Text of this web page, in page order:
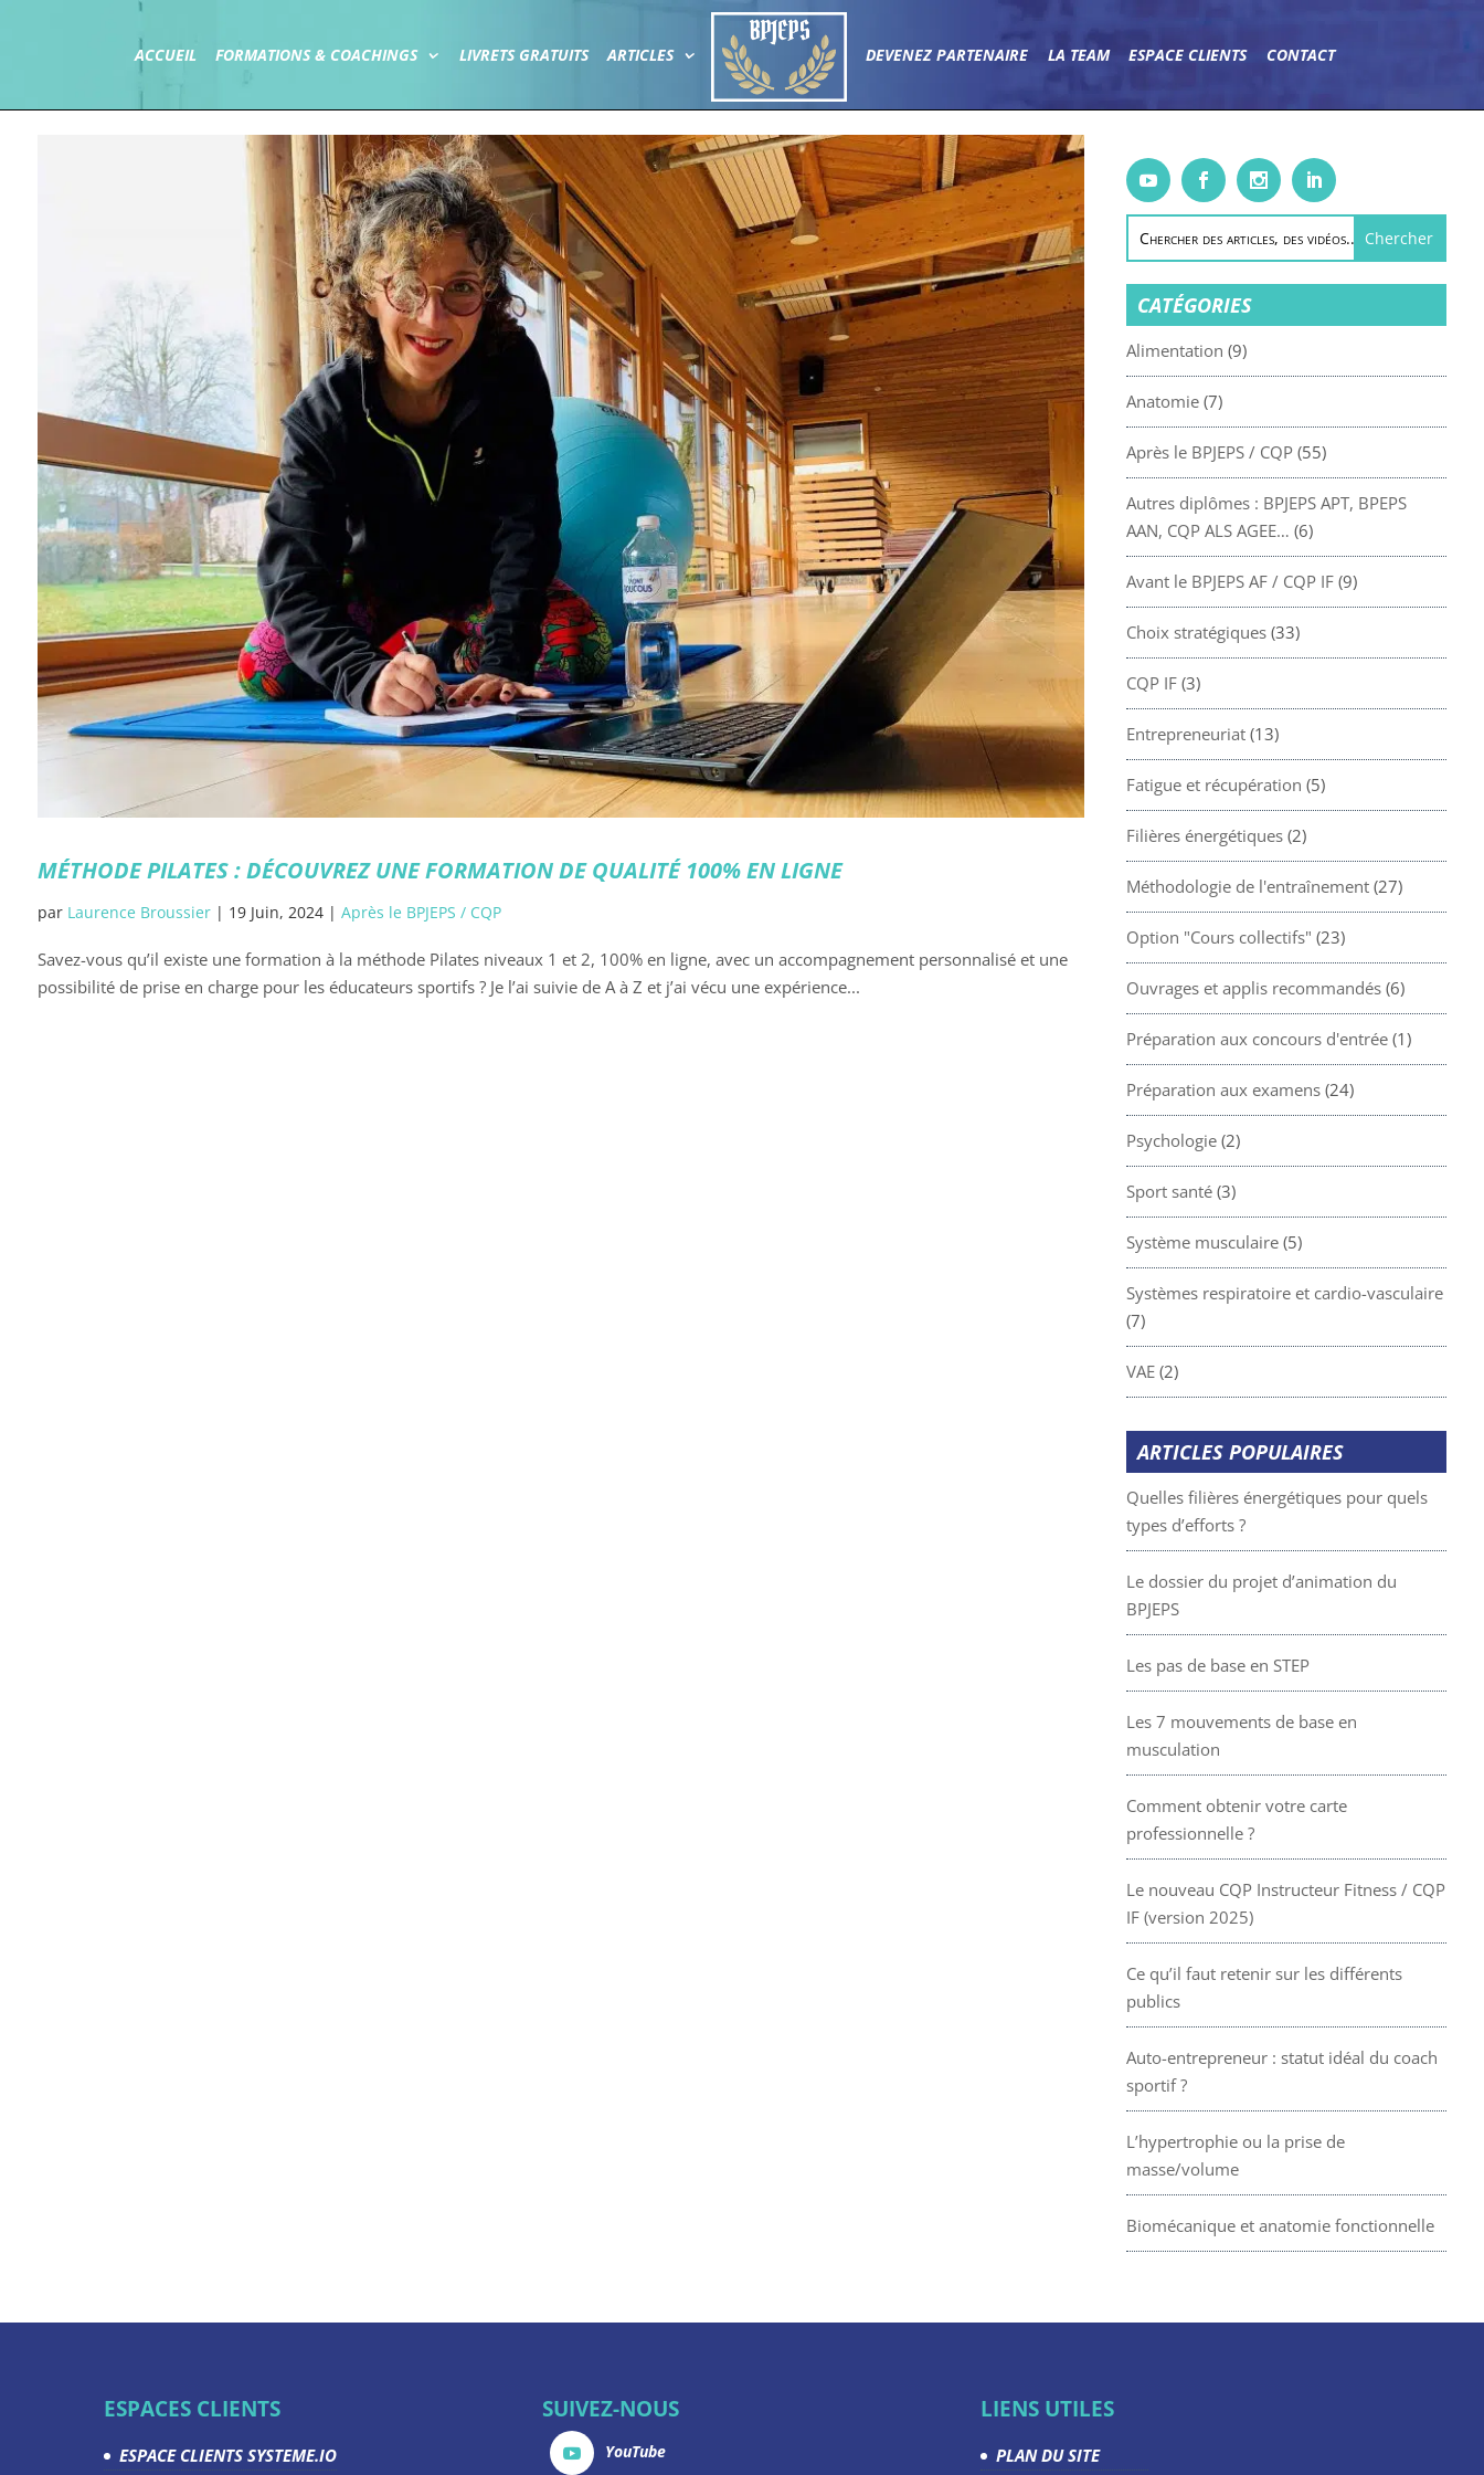
ACCUEIL FORMATIONS & COACHINGS LIVRETS GRATUITS ARTICLES DEVENEZ PARTENAIRE LA TEAM ESPACE CLIENTS CONTACT
MÉTHODE PILATES : DÉCOUVREZ UNE FORMATION DE QUALITÉ 100% EN LIGNE
par Laurence Broussier| 19 Juin, 2024| Après le BPJEPS / CQP
Savez-vous qu’il existe une formation à la méthode Pilates niveaux 1 et 2, 100% en ligne, avec un accompagnement personnalisé et une
possibilité de prise en charge pour les éducateurs sportifs ? Je l’ai suivie de A à Z et j’ai vécu une expérience...
CATÉGORIES
Alimentation (9)
Anatomie(7)
Après le BPJEPS / CQP(55)
Autres diplômes : BPJEPS APT, BPEPS
AAN, CQP ALS AGEE… (6)
Avant le BPJEPS AF / CQP IF(9)
Choix stratégiques(33)
CQP IF(3)
Entrepreneuriat(13)
Fatigue et récupération (5)
Filières énergétiques(2)
Méthodologie de l'entraînement(27)
Option "Cours collectifs" (23)
Ouvrages et applis recommandés(6)
Préparation aux concours d'entrée(1)
Préparation aux examens(24)
Psychologie(2)
Sport santé(3)
Système musculaire(5)
Systèmes respiratoire et cardio-vasculaire
(7)
VAE(2)
ARTICLES POPULAIRES
Quelles filières énergétiques pour quels
types d’efforts ?
Le dossier du projet d’animation du
BPJEPS
Les pas de base en STEP
Les 7 mouvements de base en
musculation
Comment obtenir votre carte
professionnelle ?
Le nouveau CQP Instructeur Fitness / CQP
IF (version 2025)
Ce qu’il faut retenir sur les différents
publics
Auto-entrepreneur : statut idéal du coach
sportif ?
L’hypertrophie ou la prise de
masse/volume
Biomécanique et anatomie fonctionnelle
ESPACES CLIENTS
ESPACE CLIENTS SYSTEME.IO
SUIVEZ-NOUS
YouTube
LIENS UTILES
PLAN DU SITE